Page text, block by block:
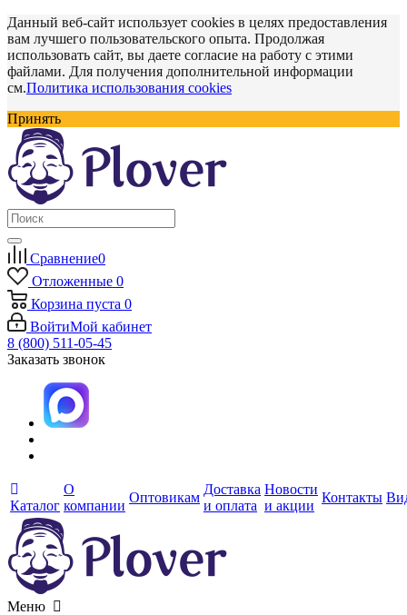
Данный веб-сайт использует cookies в целях предоставления
вам лучшего пользовательского опыта. Продолжая
использовать сайт, вы даете согласие на работу с этими
файлами. Для получения дополнительной информации
см.Политика использования cookies
Принять
Сравнение0
Отложенные 0
Корзина пуста 0
ВойтиМой кабинет
8 (800) 511-05-45
Заказать звонок
Каталог
О
компании
Оптовикам
Доставка
и оплата
Новости
и акции
Контакты
Меню